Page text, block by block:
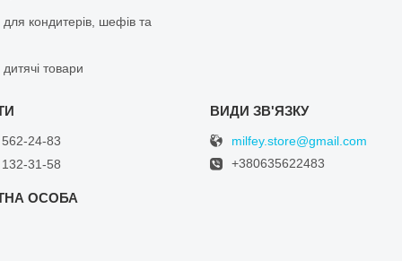
кондитерів, шефів та
товари
24-83
31-58
milfey.store@gmail.com
+380635622483